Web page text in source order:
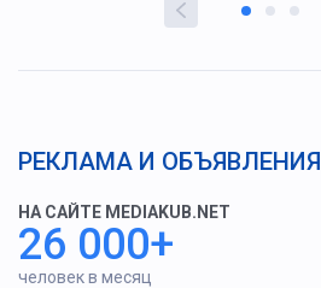
РЕКЛАМА И ОБЪЯВЛЕНИЯ
НА САЙТЕ MEDIAKUB.NET
26 000+
человек в месяц